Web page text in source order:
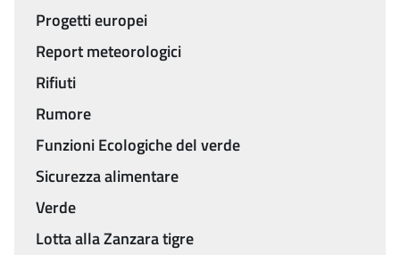
Progetti europei
Report meteorologici
Rifiuti
Rumore
Funzioni Ecologiche del verde
Sicurezza alimentare
Verde
Lotta alla Zanzara tigre